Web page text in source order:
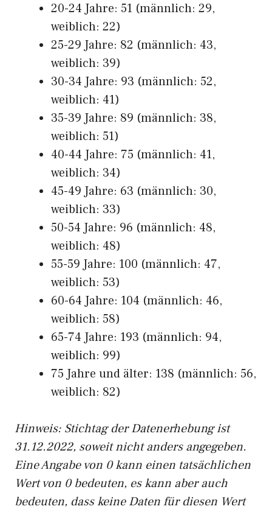
20-24 Jahre: 51 (männlich: 29,
weiblich: 22)
25-29 Jahre: 82 (männlich: 43,
weiblich: 39)
30-34 Jahre: 93 (männlich: 52,
weiblich: 41)
35-39 Jahre: 89 (männlich: 38,
weiblich: 51)
40-44 Jahre: 75 (männlich: 41,
weiblich: 34)
45-49 Jahre: 63 (männlich: 30,
weiblich: 33)
50-54 Jahre: 96 (männlich: 48,
weiblich: 48)
55-59 Jahre: 100 (männlich: 47,
weiblich: 53)
60-64 Jahre: 104 (männlich: 46,
weiblich: 58)
65-74 Jahre: 193 (männlich: 94,
weiblich: 99)
75 Jahre und älter: 138 (männlich: 56,
weiblich: 82)
Hinweis: Stichtag der Datenerhebung ist
31.12.2022, soweit nicht anders angegeben.
Eine Angabe von 0 kann einen tatsächlichen
Wert von 0 bedeuten, es kann aber auch
bedeuten, dass keine Daten für diesen Wert